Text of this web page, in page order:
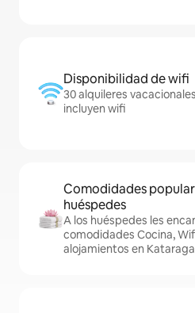
Disponibilidad de wifi
30 alquileres
incluyen wifi
Comodidades
huéspedes
A los huéspedes les
comodidades Cocina,
alojamientos en